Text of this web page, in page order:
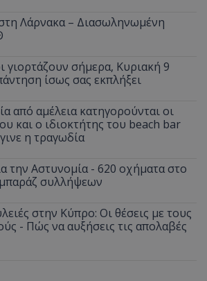
Λάρνακα – Διασωληνωμένη
γιορτάζουν σήμερα, Κυριακή 9
ίσως σας εκπλήξει
από αμέλεια κατηγορούνται οι
και ο ιδιοκτήτης του beach bar
η τραγωδία
την Αστυνομία - 620 οχήματα στο
συλλήψεων
στην Κύπρο: Οι θέσεις με τους
- Πώς να αυξήσεις τις απολαβές